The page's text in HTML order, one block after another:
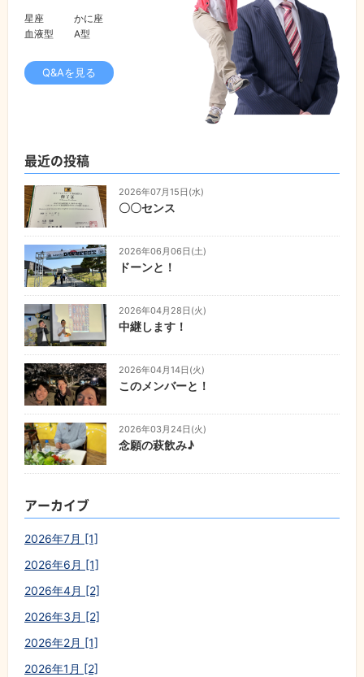
星座
かに座
血液型
A型
Q&Aを見る
最近の投稿
2026年07月15日(水)
〇〇センス
2026年06月06日(土)
ドーンと！
2026年04月28日(火)
中継します！
2026年04月14日(火)
このメンバーと！
2026年03月24日(火)
念願の萩飲み♪
アーカイブ
2026年7月 [1]
2026年6月 [1]
2026年4月 [2]
2026年3月 [2]
2026年2月 [1]
2026年1月 [2]